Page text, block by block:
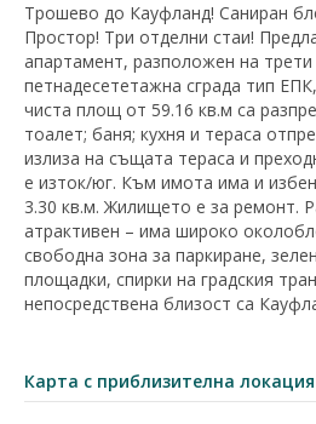
Трошево до Кауфланд! Саниран
Простор! Три отделни стаи!
апартамент, разположен на
петнадесететажна сграда тип
чиста площ от 59.16 кв.м са
тоалет; баня; кухня и тераса
излиза на същата тераса и
е изток/юг. Към имота има и
3.30 кв.м. Жилището е за ремонт.
атрактивен – има широко
свободна зона за паркиране,
площадки, спирки на градския
непосредствена близост са
Карта с приблизителна локация